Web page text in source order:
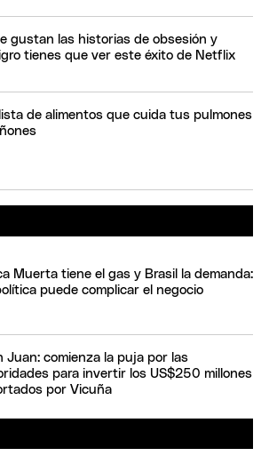
gustan las historias de obsesión y
tienes que ver este éxito de Netflix
de alimentos que cuida tus pulmones
Muerta tiene el gas y Brasil la demanda:
puede complicar el negocio
Juan: comienza la puja por las
para invertir los US$250 millones
por Vicuña